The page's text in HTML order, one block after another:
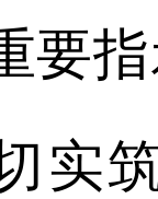
要
实